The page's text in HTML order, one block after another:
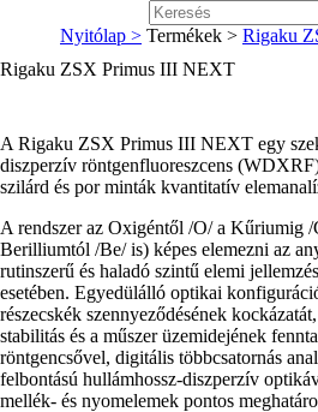
Nyitólap > Termékek > Rigaku
Rigaku ZSX Primus III NEXT
A Rigaku ZSX Primus III NEXT egy
diszperzív röntgenfluoreszcens
szilárd és por minták kvantitatív
A rendszer az Oxigéntől /O/ a Kűriumig /
Berilliumtól /Be/ is) képes elemezni az
rutinszerű és haladó szintű elemi
esetében. Egyedülálló optikai
részecskék szennyeződésének
stabilitás és a műszer üzemidejének
röntgencsővel, digitális többcsatornás
felbontású hullámhossz-diszperzív
mellék- és nyomelemek pontos